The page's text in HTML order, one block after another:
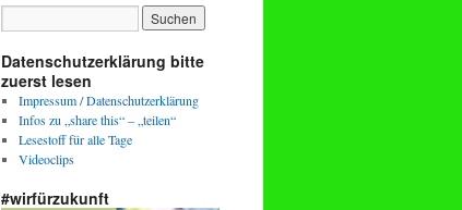
Datenschutzerklärung bitte
zuerst lesen
Impressum / Datenschutzerklärung
Infos zu „share this“ – „teilen“
Lesestoff für alle Tage
Videoclips
#wirfürzukunft